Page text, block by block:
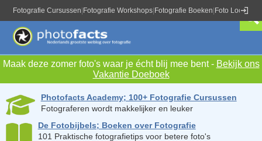
Fotografie Cursussen Fotografie Workshops Fotografie Boeken Foto Locaties
Maak deze zomer foto's waar je écht blij mee bent - Bekijk ons
Vakantie Doeboek
Photofacts Academy; 100+ Fotografie Cursussen
Fotograferen wordt makkelijker en leuker
De Fotobijbels; Boeken over Fotografie
101 Praktische fotografietips voor betere foto's